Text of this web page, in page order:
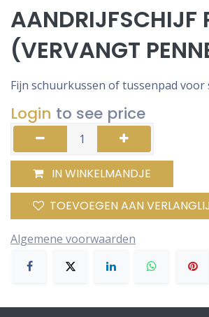
AANDRIJFSCHIJF
(VERVANGT
Fijn schuurkussen of tussenpad voor
Login to see price
IN WINKELMANDJE
TOEVOEGEN AAN
Algemene voorwaarden